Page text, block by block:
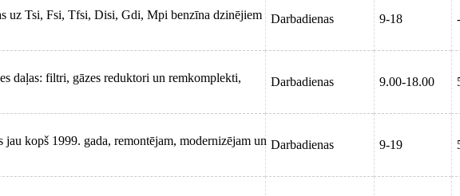
uz Tsi, Fsi, Tfsi, Disi, Gdi, Mpi benzīna dzinējiem
Darbadienas 9-18 -
daļas: filtri, gāzes reduktori un remkomplekti,
Darbadienas 9.00-18.00
jau kopš 1999. gada, remontējam, modernizējam un Darbadienas 9-19